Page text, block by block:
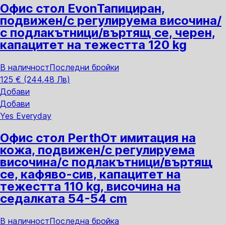
Офис стол EvonТапициран,
подвижен/с регулируема височина/
с подлакътници/въртящ се, черен,
капацитет на тежестта 120 kg
В наличностПоследни бройки
125 € (244,48 Лв)
Добави
Добави
Yes Everyday
Офис стол PerthОт имитация на
кожа, подвижен/с регулируема
височина/с подлакътници/въртящ
се, кафяво-сив, капацитет на
тежестта 110 kg, височина на
седалката 54-54 cm
В наличностПоследна бройка